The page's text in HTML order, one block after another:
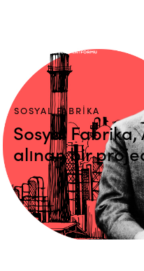
SOSYAL FABRIKA
Sosyal
alınan bir